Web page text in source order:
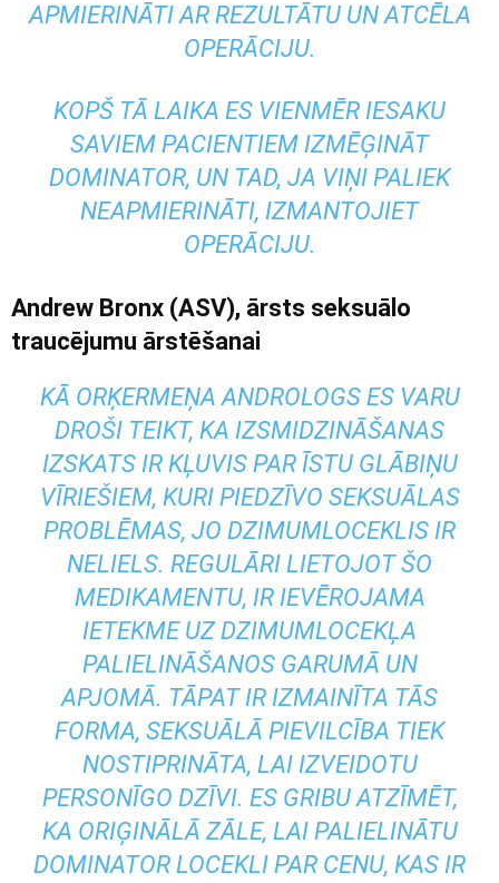
APMIERINĀTI AR REZULTĀTU UN ATCĒLA
OPERĀCIJU.
KOPŠ TĀ LAIKA ES VIENMĒR IESAKU
SAVIEM PACIENTIEM IZMĒĢINĀT
DOMINATOR, UN TAD, JA VIŅI PALIEK
NEAPMIERINĀTI, IZMANTOJIET
OPERĀCIJU.
Andrew Bronx (ASV), ārsts seksuālo
traucējumu ārstēšanai
KĀ ORĶERMEŅA ANDROLOGS ES VARU
DROŠI TEIKT, KA IZSMIDZINĀŠANAS
IZSKATS IR KĻUVIS PAR ĪSTU GLĀBIŅU
VĪRIEŠIEM, KURI PIEDZĪVO SEKSUĀLAS
PROBLĒMAS, JO DZIMUMLOCEKLIS IR
NELIELS. REGULĀRI LIETOJOT ŠO
MEDIKAMENTU, IR IEVĒROJAMA
IETEKME UZ DZIMUMLOCEKĻA
PALIELINĀŠANOS GARUMĀ UN
APJOMĀ. TĀPAT IR IZMAINĪTA TĀS
FORMA, SEKSUĀLĀ PIEVILCĪBA TIEK
NOSTIPRINĀTA, LAI IZVEIDOTU
PERSONĪGO DZĪVI. ES GRIBU ATZĪMĒT,
KA ORIĢINĀLĀ ZĀLE, LAI PALIELINĀTU
DOMINATOR LOCEKLI PAR CENU, KAS IR